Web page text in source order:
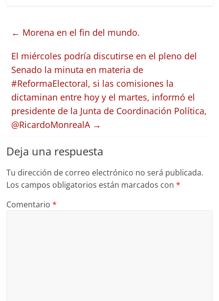
← Morena en el fin del mundo.
El miércoles podría discutirse en el pleno del
Senado la minuta en materia de
#ReformaElectoral, si las comisiones la
dictaminan entre hoy y el martes, informó el
presidente de la Junta de Coordinación Política,
@RicardoMonrealA →
Deja una respuesta
Tu dirección de correo electrónico no será publicada.
Los campos obligatorios están marcados con*
Comentario*